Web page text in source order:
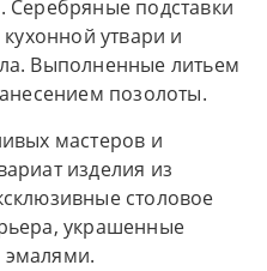
Серебряные подставки
утвари и
Выполненные литьем
позолоты.
мастеров и
изделия из
столовое
украшенные